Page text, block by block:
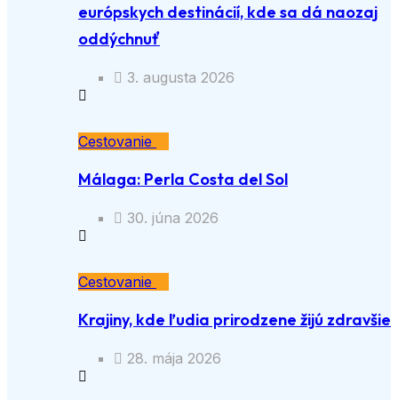
európskych destinácií, kde sa dá naozaj
oddýchnuť
3. augusta 2026
Cestovanie
Málaga: Perla Costa del Sol
30. júna 2026
Cestovanie
Krajiny, kde ľudia prirodzene žijú zdravšie
28. mája 2026